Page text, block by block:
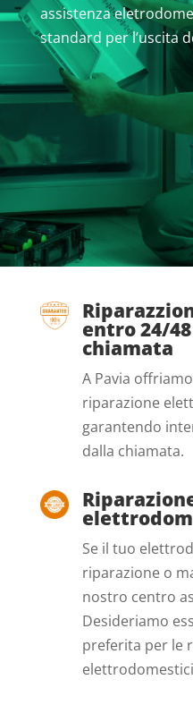
assistenza
standard per l’uscita
entro 24/
chiamata
A Pavia
riparazione
garantendo
dalla chiamata.
Se il tuo
riparazione o
nostro centro
Desideriamo
preferita per le